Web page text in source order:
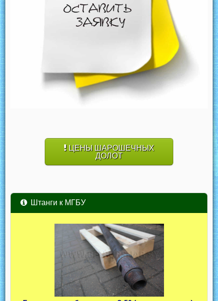
ЦЕНЫ ШАРОШЕЧНЫХ
ДОЛОТ
Штанги к МГБУ